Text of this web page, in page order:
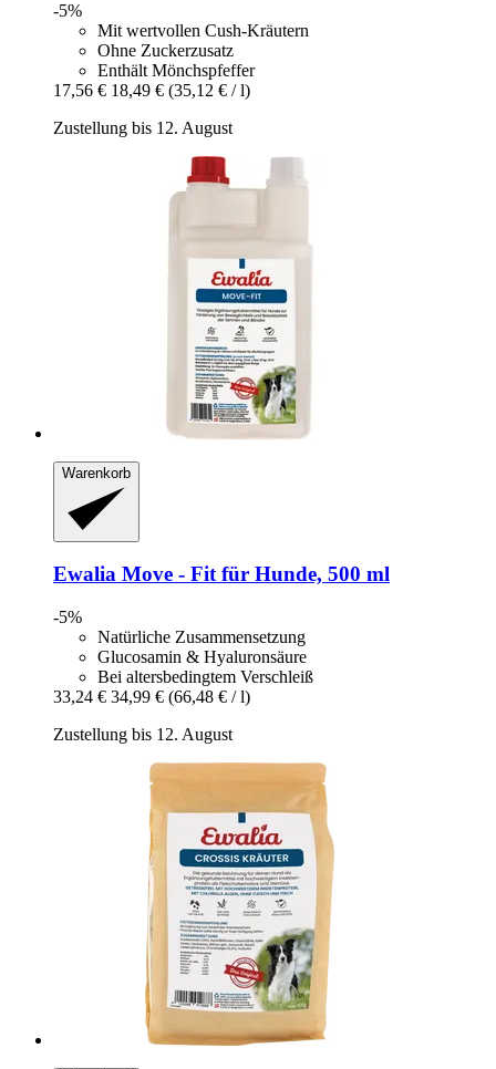
-5%
Mit wertvollen Cush-Kräutern
Ohne Zuckerzusatz
Enthält Mönchspfeffer
17,56 € 18,49 € (35,12 € / l)
Zustellung bis 12. August
Warenkorb
Ewalia Move -​ Fit für Hunde, 500 ml
-5%
Natürliche Zusammensetzung
Glucosamin & Hyaluronsäure
Bei altersbedingtem Verschleiß
33,24 € 34,99 € (66,48 € / l)
Zustellung bis 12. August